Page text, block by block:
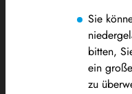
Sie
bitten,
ein
zu